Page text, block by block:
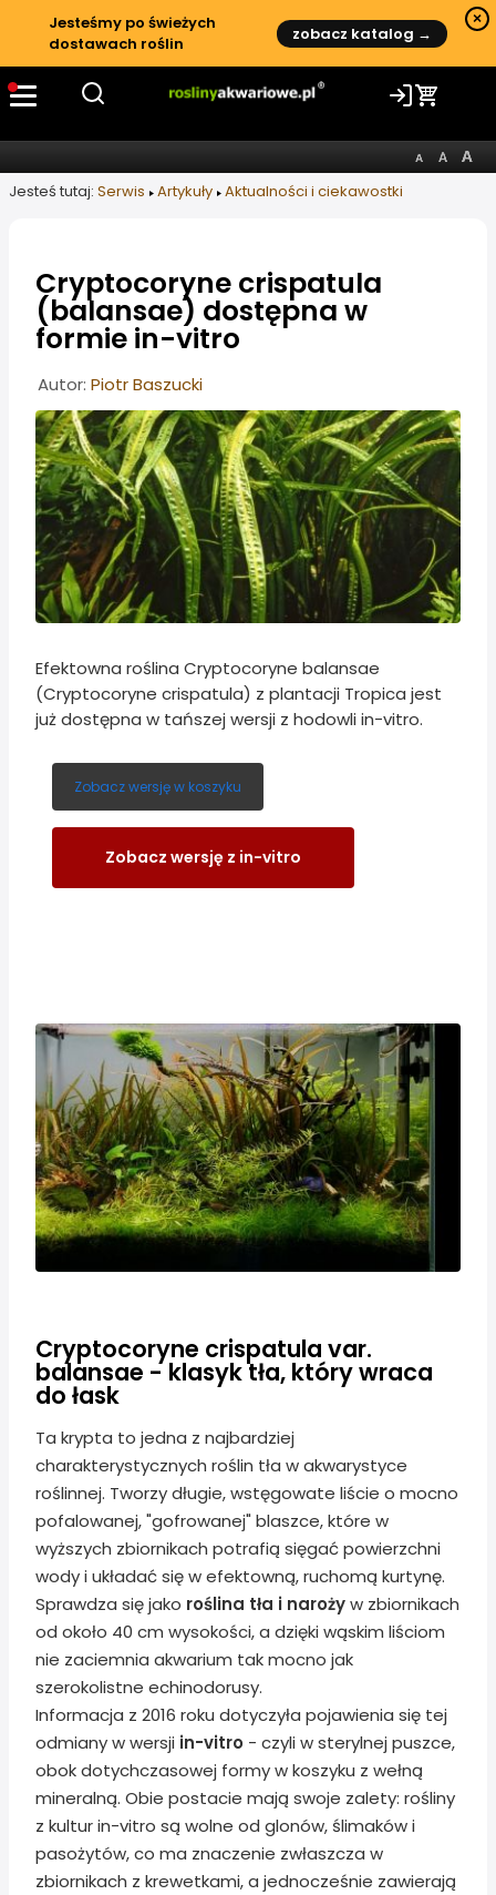
Jesteśmy po świeżych
dostawach roślin
zobacz katalog →
×
Jesteś tutaj: Serwis Artykuły Aktualności i ciekawostki
Cryptocoryne crispatula
(balansae) dostępna w
formie in-vitro
Informacje o artykule
Autor: Piotr Baszucki
Efektowna roślina Cryptocoryne balansae
(Cryptocoryne crispatula) z plantacji Tropica jest
już dostępna w tańszej wersji z hodowli in-vitro.
Zobacz wersję w koszyku
Zobacz wersję z in-vitro
Cryptocoryne crispatula var.
balansae - klasyk tła, który wraca
do łask
Ta krypta to jedna z najbardziej
charakterystycznych roślin tła w akwarystyce
roślinnej. Tworzy długie, wstęgowate liście o mocno
pofalowanej, "gofrowanej" blaszce, które w
wyższych zbiornikach potrafią sięgać powierzchni
wody i układać się w efektowną, ruchomą kurtynę.
Sprawdza się jako roślina tła i narożyw zbiornikach
od około 40 cm wysokości, a dzięki wąskim liściom
nie zaciemnia akwarium tak mocno jak
szerokolistne echinodorusy.
Informacja z 2016 roku dotyczyła pojawienia się tej
odmiany w wersji in-vitro - czyli w sterylnej puszce,
obok dotychczasowej formy w koszyku z wełną
mineralną. Obie postacie mają swoje zalety: rośliny
z kultur in-vitro są wolne od glonów, ślimaków i
pasożytów, co ma znaczenie zwłaszcza w
zbiornikach z krewetkami, a jednocześnie zawierają